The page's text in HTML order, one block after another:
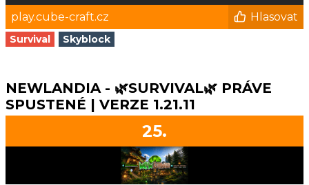
play.cube-craft.cz
Hlasovat
Survival Skyblock
NEWLANDIA - 🌿SURVIVAL🌿 PRÁVE
SPUSTENÉ | VERZE 1.21.11
25.